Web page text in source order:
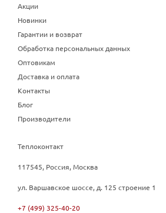
Акции
Новинки
Гарантии и возврат
Обработка персональных данных
Оптовикам
Доставка и оплата
Контакты
Блог
Производители
Теплоконтакт
117545, Россия, Москва
ул. Варшавское шоссе, д. 125 строение 1
+7 (499) 325-40-20